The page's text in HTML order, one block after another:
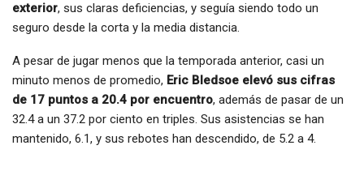
exterior, sus claras deficiencias, y seguía siendo todo un
seguro desde la corta y la media distancia.
A pesar de jugar menos que la temporada anterior, casi un
minuto menos de promedio, Eric Bledsoe elevó sus cifras
de 17 puntos a 20.4 por encuentro, además de pasar de un
32.4 a un 37.2 por ciento en triples. Sus asistencias se han
mantenido, 6.1, y sus rebotes han descendido, de 5.2 a 4.